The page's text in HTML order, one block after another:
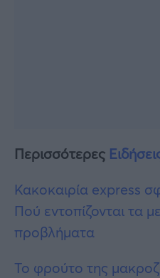
Περισσότερες
Κακοκαιρία express
Πού εντοπίζονται τα
προβλήματα
Το φρούτο της